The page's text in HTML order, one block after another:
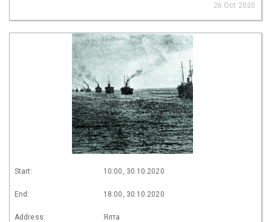
26 Oct 2020
Start: 10:00, 30.10.2020
End: 18:00, 30.10.2020
Address: Ялта